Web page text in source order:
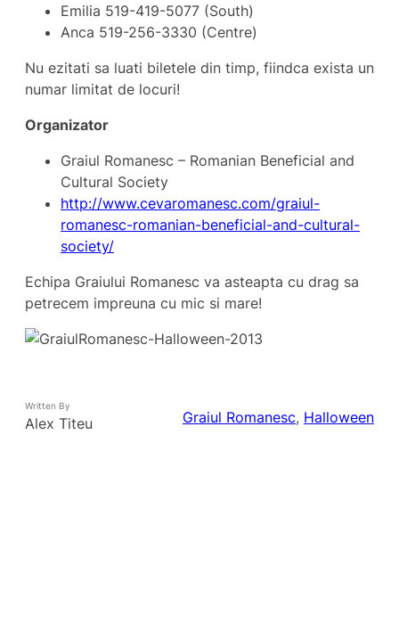
Emilia 519-419-5077 (South)
Anca 519-256-3330 (Centre)
Nu ezitati sa luati biletele din timp, fiindca exista un
numar limitat de locuri!
Organizator
Graiul Romanesc – Romanian Beneficial and
Cultural Society
http://www.cevaromanesc.com/graiul-
romanesc-romanian-beneficial-and-cultural-
society/
Echipa Graiului Romanesc va asteapta cu drag sa
petrecem impreuna cu mic si mare!
Written By
Alex Titeu Graiul Romanesc, Halloween